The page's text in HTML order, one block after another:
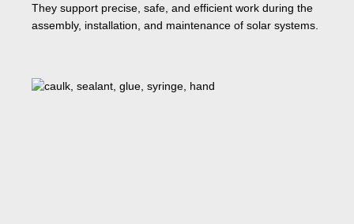
They support precise, safe, and efficient work during the
assembly, installation, and maintenance of solar systems.